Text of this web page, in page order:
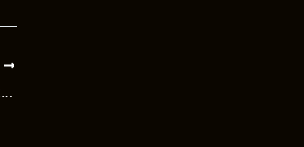
Challenger de Cangzhou : Les Stormers quittent la Chine en quart de finale